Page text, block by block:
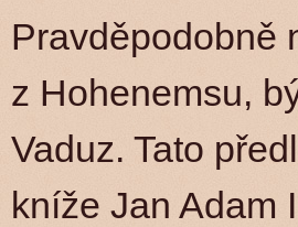
Pravděpodobně
z Hohenemsu,
Vaduz. Tato
kníže Jan Adam